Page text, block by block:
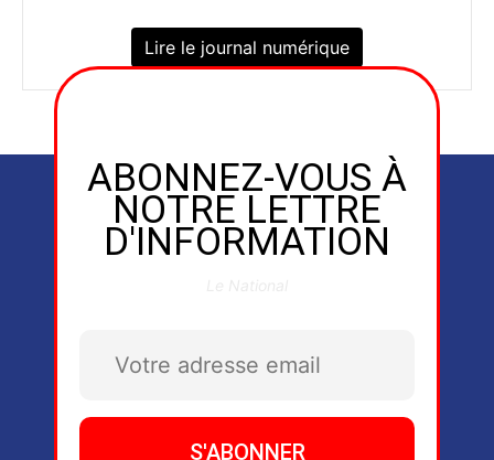
Lire le journal numérique
ABONNEZ-VOUS À
NOTRE LETTRE
D'INFORMATION